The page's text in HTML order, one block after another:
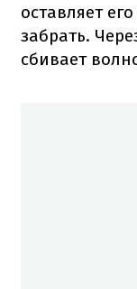
оставляет
забрать.
сбивает